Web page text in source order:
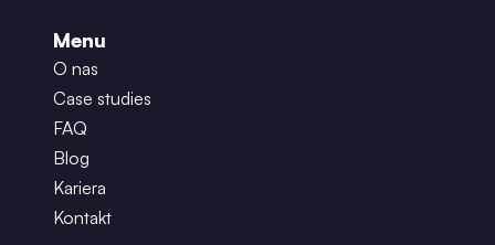
Menu
O nas
Case studies
FAQ
Blog
Kariera
Kontakt